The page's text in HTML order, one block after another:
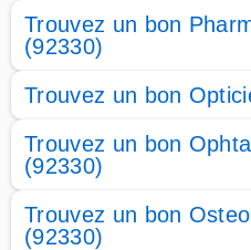
Trouvez un bon
(92330)
Trouvez un bon
Trouvez un bon
(92330)
Trouvez un bon
(92330)